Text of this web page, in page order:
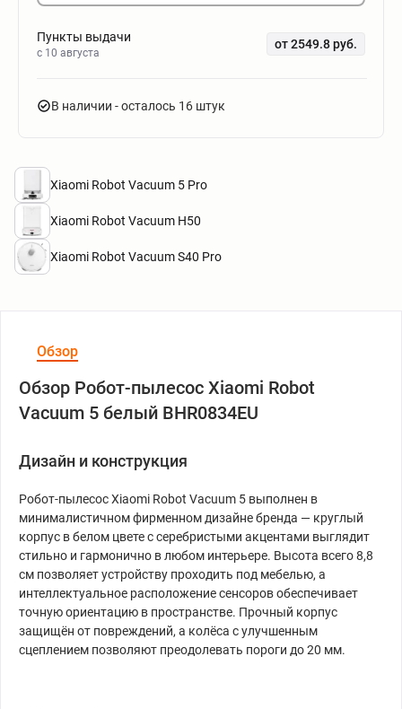
Пункты выдачи
c 10 августа
от 2549.8 руб.
В наличии - осталось 16 штук
Xiaomi Robot Vacuum 5 Pro
Xiaomi Robot Vacuum H50
Xiaomi Robot Vacuum S40 Pro
Обзор
Обзор Робот-пылесос Xiaomi Robot
Vacuum 5 белый BHR0834EU
Дизайн и конструкция
Робот-пылесос Xiaomi Robot Vacuum 5 выполнен в
минималистичном фирменном дизайне бренда — круглый
корпус в белом цвете с серебристыми акцентами выглядит
стильно и гармонично в любом интерьере. Высота всего 8,8
см позволяет устройству проходить под мебелью, а
интеллектуальное расположение сенсоров обеспечивает
точную ориентацию в пространстве. Прочный корпус
защищён от повреждений, а колёса с улучшенным
сцеплением позволяют преодолевать пороги до 20 мм.